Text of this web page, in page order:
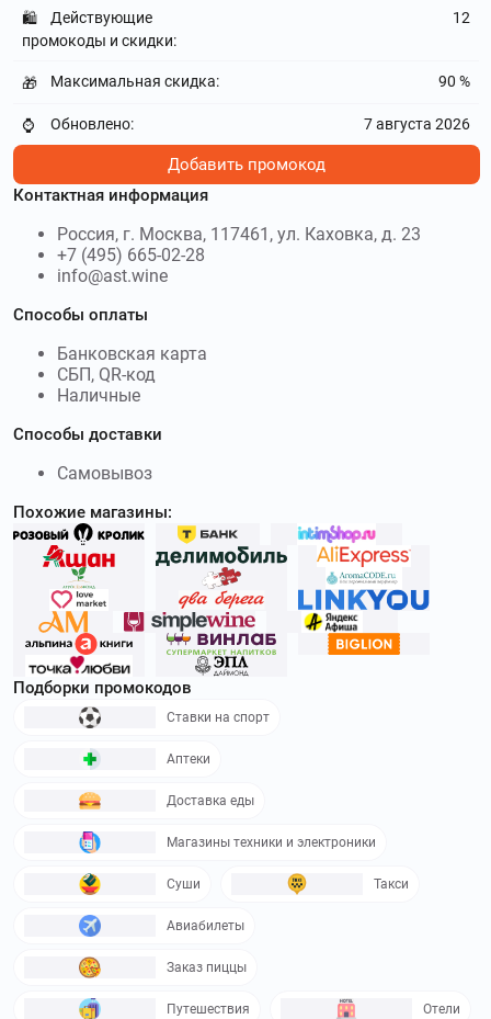
🛍️
Действующие
промокоды и скидки:
12
🎁 Максимальная скидка: 90 %
⌚ Обновлено: 7 августа 2026
Добавить промокод
Контактная информация
Россия, г. Москва, 117461, ул. Каховка, д. 23
+7 (495) 665-02-28
info@ast.wine
Способы оплаты
Банковская карта
СБП, QR-код
Наличные
Способы доставки
Самовывоз
Похожие магазины:
Подборки промокодов
Ставки на спорт
Аптеки
Доставка еды
Магазины техники и электроники
Суши Такси
Авиабилеты
Заказ пиццы
Путешествия Отели